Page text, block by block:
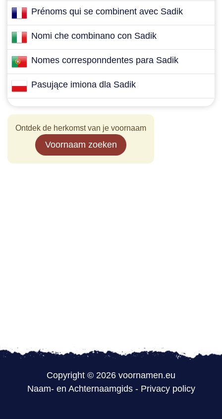
Prénoms qui se combinent avec Sadik
Nomi che combinano con Sadik
Nomes corresponndentes para Sadik
Pasujące imiona dla Sadik
Ontdek de herkomst van je voornaam
Voornaam zoeken
Copyright © 2026 voornamen.eu
Naam- en Achternaamgids- Privacy policy